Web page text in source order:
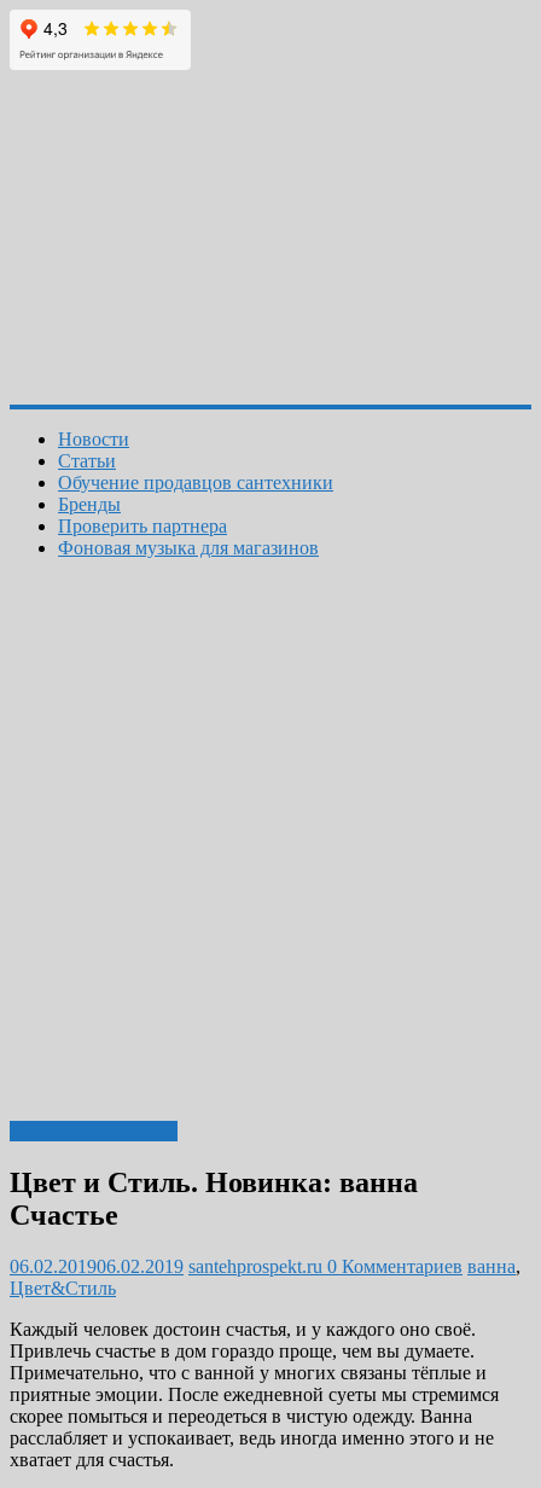
Новости
Статьи
Обучение продавцов сантехники
Бренды
Проверить партнера
Фоновая музыка для магазинов
Цвет и Стиль. Новинка: ванна
Счастье
06.02.201906.02.2019 santehprospekt.ru 0 Комментариев ванна,
Цвет&Стиль
Каждый человек достоин счастья, и у каждого оно своё.
Привлечь счастье в дом гораздо проще, чем вы думаете.
Примечательно, что с ванной у многих связаны тёплые и
приятные эмоции. После ежедневной суеты мы стремимся
скорее помыться и переодеться в чистую одежду. Ванна
расслабляет и успокаивает, ведь иногда именно этого и не
хватает для счастья.